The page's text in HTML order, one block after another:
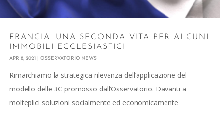
FRANCIA. UNA SECONDA VITA PER ALCUNI
IMMOBILI ECCLESIASTICI
APR 8, 2021 OSSERVATORIO NEWS
Rimarchiamo la strategica rilevanza dell’applicazione del
modello delle 3C promosso dall’Osservatorio. Davanti a
molteplici soluzioni socialmente ed economicamente